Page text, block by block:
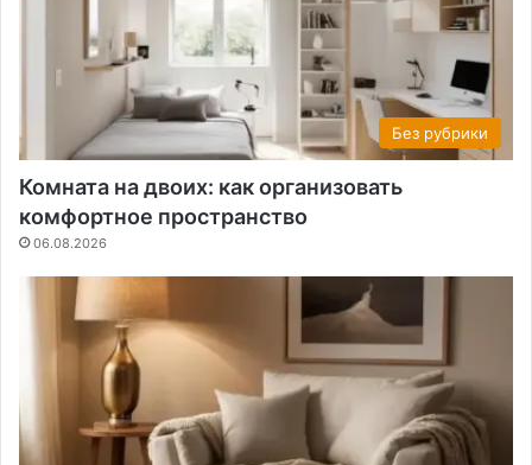
Без рубрики
Комната на двоих: как организовать
комфортное пространство
06.08.2026